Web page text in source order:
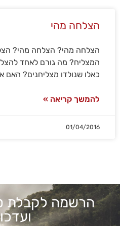
הצלחה מהי
הצלחה מהי? הצלחה מהי?
המצליח? מה גורם לאחד
כאלו שנולדו מצליחנים?
להמשך קריאה »
01/04/2016
הרשמה לקבלת
Cookie
האתר.
סטטיסטיקות